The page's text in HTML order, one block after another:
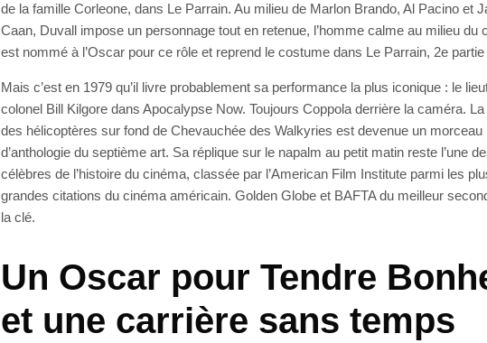
de la famille Corleone, dans Le Parrain. Au milieu de Marlon Brando, Al Pacino et
Caan, Duvall impose un personnage tout en retenue, l’homme calme au milieu du
est nommé à l’Oscar pour ce rôle et reprend le costume dans Le Parrain, 2e partie
Mais c’est en 1979 qu’il livre probablement sa performance la plus iconique : le
colonel Bill Kilgore dans Apocalypse Now. Toujours Coppola derrière la caméra.
des hélicoptères sur fond de Chevauchée des Walkyries est devenue un morceau
d’anthologie du septième art. Sa réplique sur le napalm au petit matin reste l’une
célèbres de l’histoire du cinéma, classée par l’American Film Institute parmi les
grandes citations du cinéma américain. Golden Globe et BAFTA du meilleur
la clé.
Un Oscar pour Tendre
et une carrière sans temps